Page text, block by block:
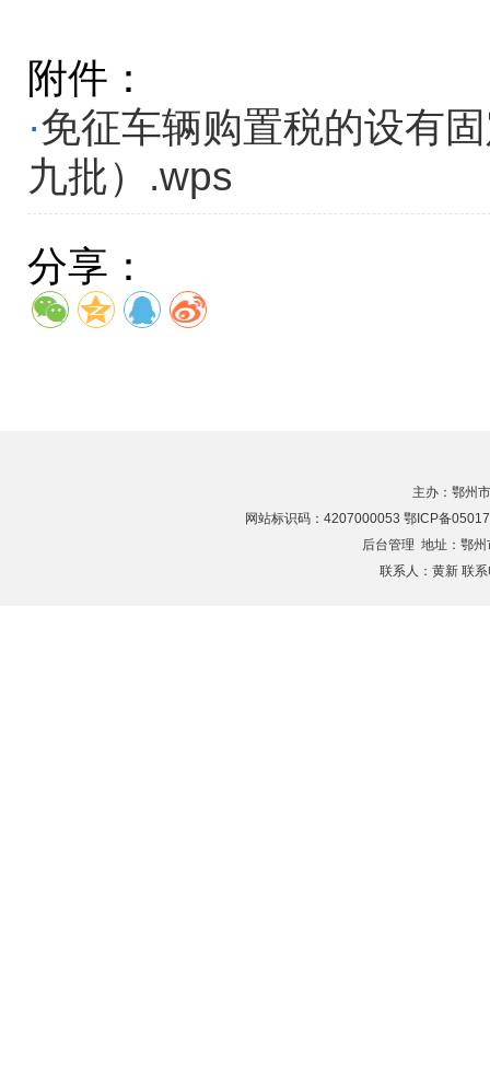
附件：
·免征车辆购置税的设有
九批）.wps
分享：
主办：鄂州
网站标识码：4207000053 鄂ICP备
后台管理 地址：鄂
联系人：黄新 联